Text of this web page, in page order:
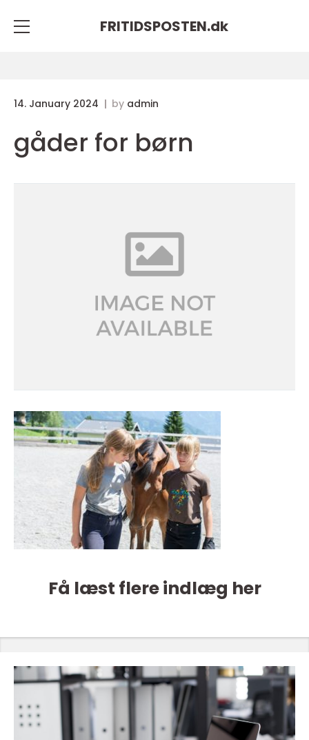
FRITIDSPOSTEN.dk
14. January 2024 by admin
gåder for børn
Få læst flere indlæg her